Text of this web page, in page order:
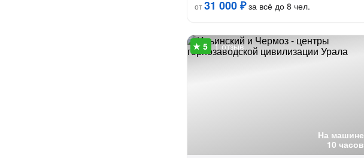
от31 000 ₽за всё до 8 чел.
На машине
10 часов
1 отзыв